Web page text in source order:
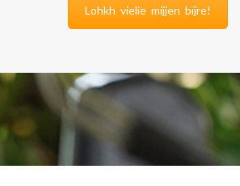
Lohkh vielie mijjen bïjre!